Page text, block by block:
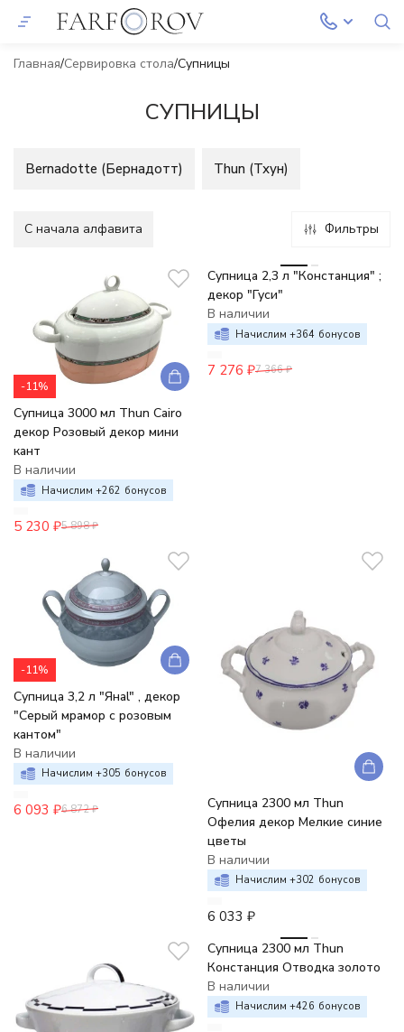
Главная Сервировка стола Супницы
СУПНИЦЫ
Bernadotte (Бернадотт) Thun (Тхун)
C начала алфавита Фильтры
-11%
Супница 3000 мл Thun Cairo
декор Розовый декор мини
кант
В наличии
Начислим +262 бонусов
5 230 ₽5 898 ₽
Супница 2,3 л "Констанция" ;
декор "Гуси"
В наличии
Начислим +364 бонусов
7 276 ₽7 366 ₽
-11%
Супница 3,2 л "Янаl" , декор
"Серый мрамор с розовым
кантом"
В наличии
Начислим +305 бонусов
6 093 ₽6 872 ₽
Супница 2300 мл Thun
Офелия декор Мелкие синие
цветы
В наличии
Начислим +302 бонусов
6 033 ₽
-6%
Супница 2300 мл Thun
Констанция Отводка золото
В наличии
Начислим +426 бонусов